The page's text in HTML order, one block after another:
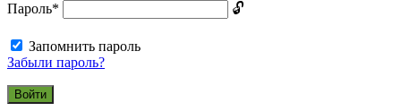
Пароль*
Запомнить пароль
Забыли пароль?